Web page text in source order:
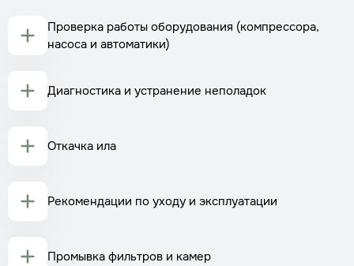
Проверка работы оборудования (компрессора,
насоса и автоматики)
Диагностика и устранение неполадок
Откачка ила
Рекомендации по уходу и эксплуатации
Промывка фильтров и камер